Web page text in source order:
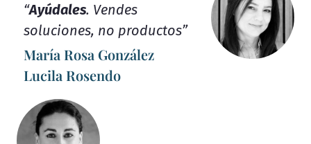
“Ayúdales. Vendes
soluciones, no productos”
María Rosa González
Lucila Rosendo